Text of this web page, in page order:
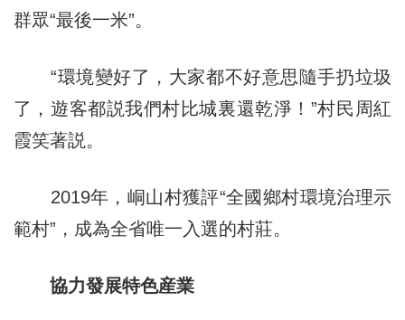
群眾“最後一米”。
“環境變好了，大家都不好意思隨手扔垃圾
了，遊客都説我們村比城裏還乾淨！”村民周紅
霞笑著説。
2019年，峒山村獲評“全國鄉村環境治理示
範村”，成為全省唯一入選的村莊。
協力發展特色産業